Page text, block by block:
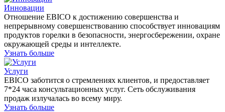
Инновации
Отношение EBICO к достижению совершенства и
непрерывному совершенствованию способствует инновациям
продуктов горелки в безопасности, энергосбережении, охране
окружающей среды и интеллекте.
Узнать больше
Услуги
EBICO заботится о стремлениях клиентов, и предоставляет
7*24 часа консультационных услуг. Сеть обслуживания
продаж излучалась во всему миру.
Узнать больше